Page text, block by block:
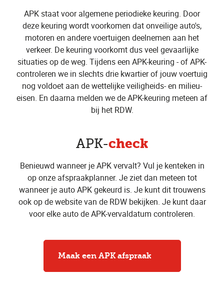
APK staat voor algemene periodieke keuring. Door
deze keuring wordt voorkomen dat onveilige auto's,
motoren en andere voertuigen deelnemen aan het
verkeer. De keuring voorkomt dus veel gevaarlijke
situaties op de weg. Tijdens een APK-keuring - of APK-
controleren we in slechts drie kwartier of jouw voertuig
nog voldoet aan de wettelijke veiligheids- en milieu-
eisen. En daarna melden we de APK-keuring meteen af
bij het RDW.
APK-check
Benieuwd wanneer je APK vervalt? Vul je kenteken in
op onze afspraakplanner. Je ziet dan meteen tot
wanneer je auto APK gekeurd is. Je kunt dit trouwens
ook op de website van de RDW bekijken. Je kunt daar
voor elke auto de APK-vervaldatum controleren.
Maak een APK afspraak